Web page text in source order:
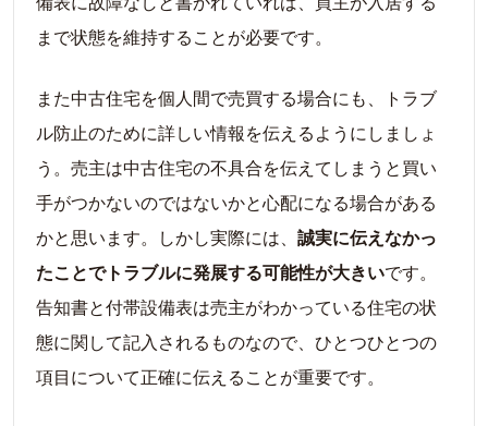
まで状態を維持することが必要です。
また中古住宅を個人間で売買する場合にも、トラブ
ル防止のために詳しい情報を伝えるようにしましょ
う。売主は中古住宅の不具合を伝えてしまうと買い
手がつかないのではないかと心配になる場合がある
かと思います。しかし実際には、 誠実に伝えなかっ
たことでトラブルに発展する可能性が大きいです。
告知書と付帯設備表は売主がわかっている住宅の状
態に関して記入されるものなので、ひとつひとつの
項目について正確に伝えることが重要です。